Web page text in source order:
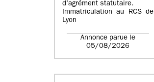
d’agrément statutaire.
Immatriculation au RCS de
Lyon
Annonce parue le
05/08/2026